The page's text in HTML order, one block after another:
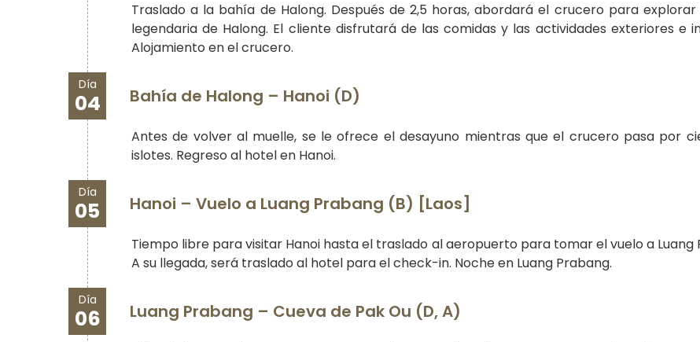
Traslado a la bahía de Halong. Después de 2,5 horas, abordará el crucero para
legendaria de Halong. El cliente disfrutará de las comidas y las actividades exteriores e
Alojamiento en el crucero.
Día
04 Bahía de Halong – Hanoi (D)
Antes de volver al muelle, se le ofrece el desayuno mientras que el crucero pasa por
islotes. Regreso al hotel en Hanoi.
Día
05 Hanoi – Vuelo a Luang Prabang (B) [Laos]
Tiempo libre para visitar Hanoi hasta el traslado al aeropuerto para tomar el vuelo a Luang
A su llegada, será traslado al hotel para el check-in. Noche en Luang Prabang.
Día
06 Luang Prabang – Cueva de Pak Ou (D, A)